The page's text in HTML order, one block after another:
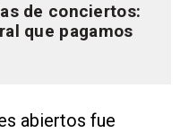
de conciertos:
que pagamos
abiertos fue